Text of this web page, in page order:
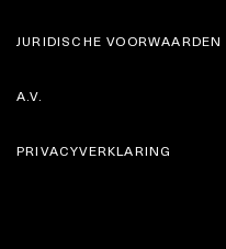
JURIDISCHE VOORWAARDEN
A.V.
PRIVACYVERKLARING